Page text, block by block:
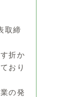
取締
折か
おり
の発